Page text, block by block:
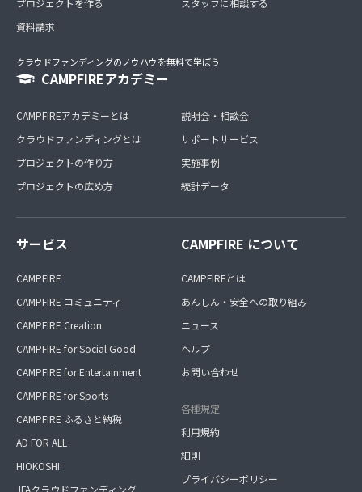
プロジェクトを作る
資料請求
スタッフに相談する
クラウドファンディングのノウハウを無料で学ぼう
CAMPFIREアカデミー
CAMPFIREアカデミーとは
クラウドファンディングとは
プロジェクトの作り方
プロジェクトの広め方
説明会・相談会
サポートサービス
実施事例
統計データ
サービス
CAMPFIRE
CAMPFIRE コミュニティ
CAMPFIRE Creation
CAMPFIRE for Social Good
CAMPFIRE for Entertainment
CAMPFIRE for Sports
CAMPFIRE ふるさと納税
AD FOR ALL
HIOKOSHI
JFAクラウドファンディング
CAMPFIRE について
CAMPFIREとは
あんしん・安全への取り組み
ニュース
ヘルプ
お問い合わせ
各種規定
利用規約
細則
プライバシーポリシー